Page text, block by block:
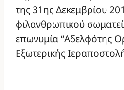
της 31ης Δεκεμβρίου
φιλανθρωπικού
επωνυμία “Αδελφότης
Εξωτερικής